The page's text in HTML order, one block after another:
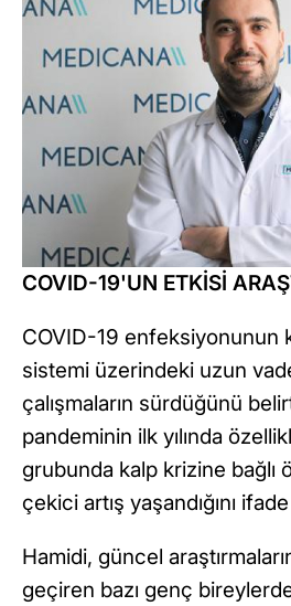
COVID-19'UN ETKİSİ
COVID-19 enfeksiyonunun
sistemi üzerindeki uzun
çalışmaların sürdüğünü
pandeminin ilk yılında
grubunda kalp krizine bağlı
çekici artış yaşandığını
Hamidi, güncel
geçiren bazı genç